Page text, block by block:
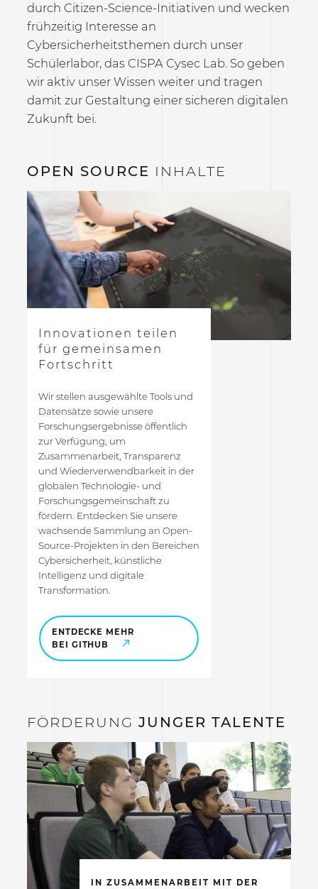
durch Citizen-Science-Initiativen und wecken
frühzeitig Interesse an
Cybersicherheitsthemen durch unser
Schülerlabor, das CISPA Cysec Lab. So geben
wir aktiv unser Wissen weiter und tragen
damit zur Gestaltung einer sicheren digitalen
Zukunft bei.
OPEN SOURCE INHALTE
Innovationen teilen
für gemeinsamen
Fortschritt
Wir stellen ausgewählte Tools und
Datensätze sowie unsere
Forschungsergebnisse öffentlich
zur Verfügung, um
Zusammenarbeit, Transparenz
und Wiederverwendbarkeit in der
globalen Technologie- und
Forschungsgemeinschaft zu
fördern. Entdecken Sie unsere
wachsende Sammlung an Open-
Source-Projekten in den Bereichen
Cybersicherheit, künstliche
Intelligenz und digitale
Transformation.
ENTDECKE MEHR
BEI GITHUB
FÖRDERUNG JUNGER TALENTE
IN ZUSAMMENARBEIT MIT DER